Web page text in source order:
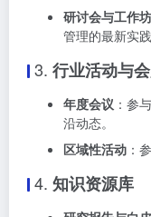
研讨会与工作坊
管理的最新实践
3. 行业活动与
年度会议 ：参
沿动态。
区域性活动 ：
4. 知识资源库